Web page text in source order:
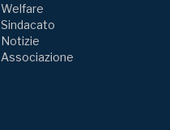
Welfare
Sindacato
Notizie
Associazione